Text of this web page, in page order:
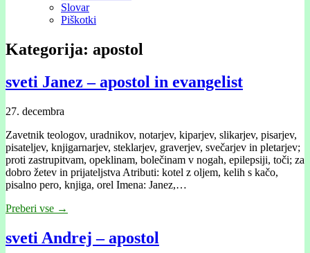
Slovar
Piškotki
Kategorija: apostol
sveti Janez – apostol in evangelist
27. decembra
Zavetnik teologov, uradnikov, notarjev, kiparjev, slikarjev, pisarjev,
pisateljev, knjigarnarjev, steklarjev, graverjev, svečarjev in pletarjev;
proti zastrupitvam, opeklinam, bolečinam v nogah, epilepsiji, toči; za
dobro žetev in prijateljstva Atributi: kotel z oljem, kelih s kačo,
pisalno pero, knjiga, orel Imena: Janez,…
Preberi vse →
sveti Andrej – apostol